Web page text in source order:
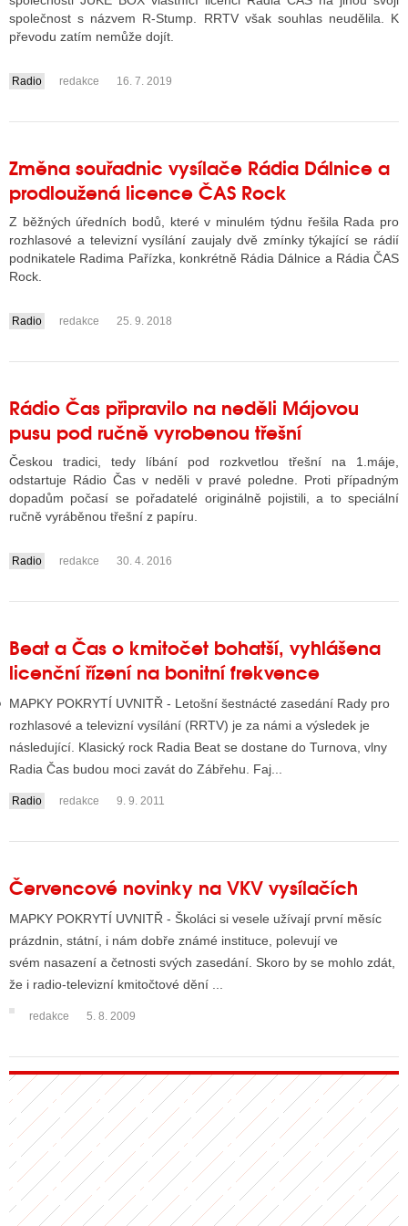
TELEVIZÍ
INTERNET
RÁDIA
STRÁNKY RÁDIÍ
STÁT BLOGEREM
DISKUTÉRA NA RADIOTV
STARŠÍCH DISKUZÍ
společnost s názvem R-Stump. RRTV však souhlas neudělila. K
převodu zatím nemůže dojít.
....
Radio redakce 16. 7. 2019
Změna souřadnic vysílače Rádia Dálnice a
prodloužená licence ČAS Rock
Z běžných úředních bodů, které v minulém týdnu řešila Rada pro
rozhlasové a televizní vysílání zaujaly dvě zmínky týkající se rádií
podnikatele Radima Pařízka, konkrétně Rádia Dálnice a Rádia ČAS
Rock.
....
Radio redakce 25. 9. 2018
Rádio Čas připravilo na neděli Májovou
pusu pod ručně vyrobenou třešní
Českou tradici, tedy líbání pod rozkvetlou třešní na 1.máje,
odstartuje Rádio Čas v neděli v pravé poledne. Proti případným
dopadům počasí se pořadatelé originálně pojistili, a to speciální
ručně vyráběnou třešní z papíru.
....
Radio redakce 30. 4. 2016
Beat a Čas o kmitočet bohatší, vyhlášena
licenční řízení na bonitní frekvence
MAPKY POKRYTÍ UVNITŘ - Letošní šestnácté zasedání Rady pro
rozhlasové a televizní vysílání (RRTV) je za námi a výsledek je
následující. Klasický rock Radia Beat se dostane do Turnova, vlny
Radia Čas budou moci zavát do Zábřehu. Faj...
Radio redakce 9. 9. 2011
Červencové novinky na VKV vysílačích
MAPKY POKRYTÍ UVNITŘ - Školáci si vesele užívají první měsíc
prázdnin, státní, i nám dobře známé instituce, polevují ve
svém nasazení a četnosti svých zasedání. Skoro by se mohlo zdát,
že i radio-televizní kmitočtové dění ...
redakce 5. 8. 2009